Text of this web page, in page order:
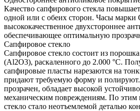
Качество сапфирового стекла
одной или с обеих сторон. Часы марки
высококачественное двухстороннее
обеспечивающее оптимальную
Сапфировое стекло
Сапфировое стекло состоит из
(Al2O3), раскаленного до 2.000 °C.
сапфировые пласты нарезаются на
придают требуемую форму и
прозрачен, обладает высокой
механическим повреждениям. По этим
стекло стало неотъемлемой деталью